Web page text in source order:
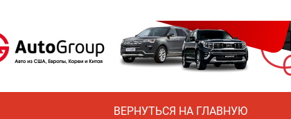
ВЕРНУТЬСЯ НА ГЛАВНУЮ